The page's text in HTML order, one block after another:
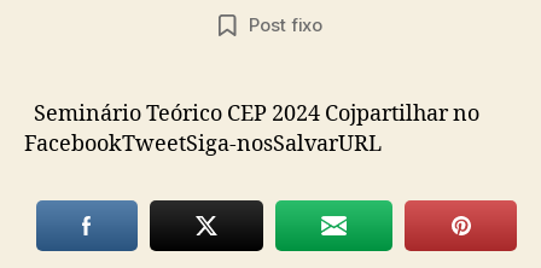
de
Post fixo
Seminário Teórico CEP 2024 Cojpartilhar no
FacebookTweetSiga-nosSalvarURL